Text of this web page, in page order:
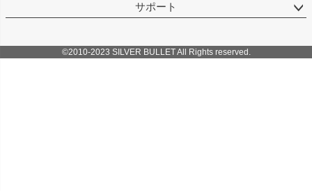
サポート
©2010-2023 SILVER BULLET All Rights reserved.